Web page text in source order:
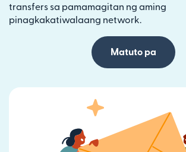
transfers sa pamamagitan ng aming
pinagkakatiwalaang network.
Matuto pa